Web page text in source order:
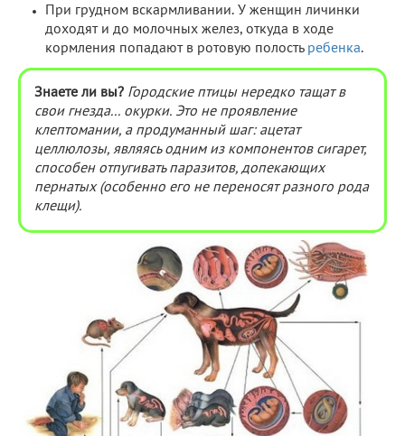
При грудном вскармливании. У женщин личинки
доходят и до молочных желез, откуда в ходе
кормления попадают в ротовую полость ребенка.
Знаете ли вы? Городские птицы нередко тащат в
свои гнезда... окурки. Это не проявление
клептомании, а продуманный шаг: ацетат
целлюлозы, являясь одним из компонентов сигарет,
способен отпугивать паразитов, допекающих
пернатых (особенно его не переносят разного рода
клещи).